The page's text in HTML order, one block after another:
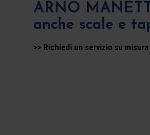
ARNO
anche scale e
>> Richiedi un servizio su